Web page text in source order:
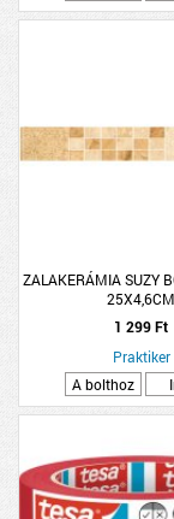
ZALAKERÁMIA SUZY
25X4,6CM
1 299 Ft
Praktiker
A bolthoz